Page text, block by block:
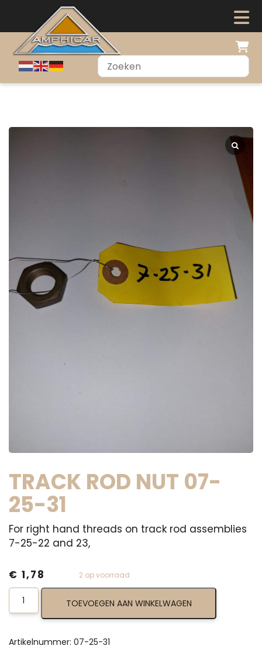
TRACK ROD NUT 07-
25-31
For right hand threads on track rod assemblies
7-25-22 and 23,
2 op voorraad
€ 1,78
Track
Rod
Nut
25-
TOEVOEGEN AAN WINKELWAGEN
Artikelnummer: 07-25-31